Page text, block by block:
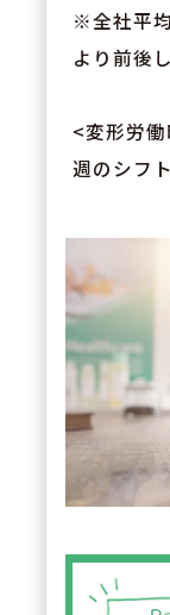
※全社平
より前後
<変形労
週のシフ